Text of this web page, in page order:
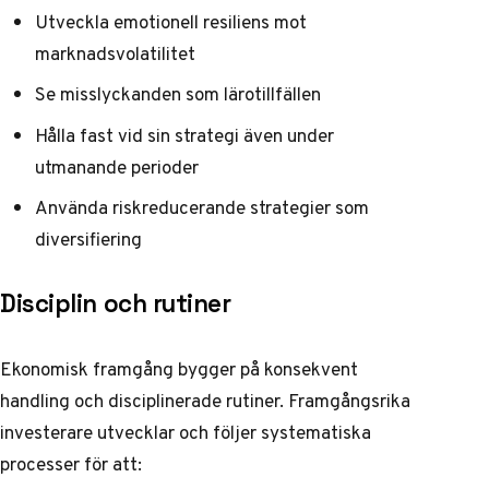
Utveckla emotionell resiliens mot
marknadsvolatilitet
Se misslyckanden som lärotillfällen
Hålla fast vid sin strategi även under
utmanande perioder
Använda riskreducerande strategier som
diversifiering
Disciplin och rutiner
Ekonomisk framgång bygger på konsekvent
handling och disciplinerade rutiner. Framgångsrika
investerareutvecklar och följer systematiska
processer för att: